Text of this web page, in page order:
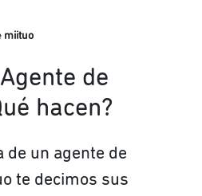
miituo
de
hacen?
de un agente de
te decimos sus